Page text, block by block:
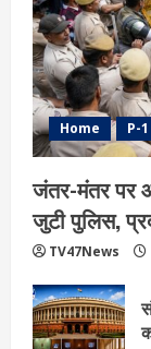
Home P-1
जंतर-मंतर पर
जुटी पुलिस,
TV47News